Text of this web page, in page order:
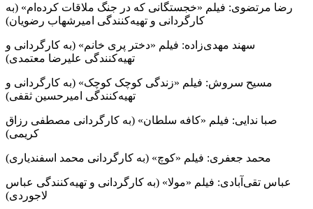
رضا مرتضوی: فیلم «خجستگانی که در جنگ ملاقات کرده‌ام» (به
کارگردانی و تهیه‌کنندگی امیرشهاب رضویان)
سهند مهدی‌زاده: فیلم «دختر پری خانم» (به کارگردانی و
تهیه‌کنندگی علیرضا معتمدی)
مسیح سروش: فیلم «زندگی کوچک کوچک» (به کارگردانی و
تهیه‌کنندگی امیرحسین ثقفی)
صبا ندایی: فیلم «کافه سلطان» (به کارگردانی مصطفی رزاق‌
کریمی)
محمد جعفری: فیلم «کوچ» (به کارگردانی محمد اسفندیاری)
عباس تقی‌آبادی: فیلم «مولا» (به کارگردانی و تهیه‌کنندگی عباس
لاجوردی)